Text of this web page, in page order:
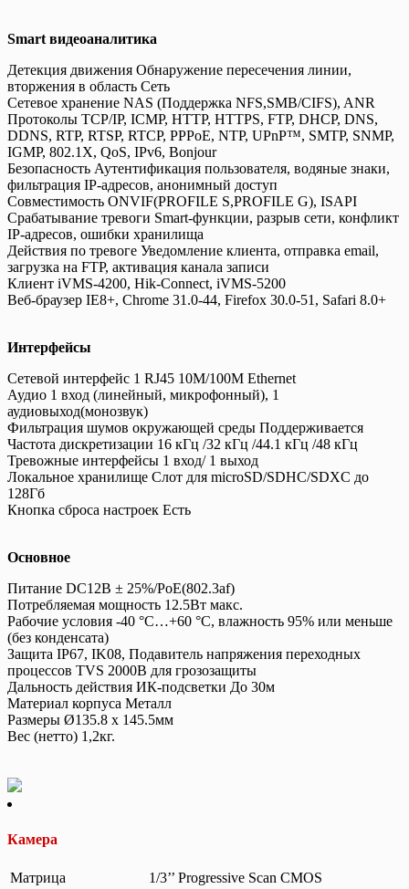
Smart видеоаналитика
Детекция движения Обнаружение пересечения линии,
вторжения в область Сеть
Сетевое хранение NAS (Поддержка NFS,SMB/CIFS), ANR
Протоколы TCP/IP, ICMP, HTTP, HTTPS, FTP, DHCP, DNS,
DDNS, RTP, RTSP, RTCP, PPPoE, NTP, UPnP™, SMTP, SNMP,
IGMP, 802.1X, QoS, IPv6, Bonjour
Безопасность Аутентификация пользователя, водяные знаки,
фильтрация IP-адресов, анонимный доступ
Совместимость ONVIF(PROFILE S,PROFILE G), ISAPI
Срабатывание тревоги Smart-функции, разрыв сети, конфликт
IP-адресов, ошибки хранилища
Действия по тревоге Уведомление клиента, отправка email,
загрузка на FTP, активация канала записи
Клиент iVMS-4200, Hik-Connect, iVMS-5200
Веб-браузер IE8+, Chrome 31.0-44, Firefox 30.0-51, Safari 8.0+
Интерфейсы
Сетевой интерфейс 1 RJ45 10M/100M Ethernet
Аудио 1 вход (линейный, микрофонный), 1
аудиовыход(монозвук)
Фильтрация шумов окружающей среды Поддерживается
Частота дискретизации 16 кГц /32 кГц /44.1 кГц /48 кГц
Тревожные интерфейсы 1 вход/ 1 выход
Локальное хранилище Слот для microSD/SDHC/SDXC до
128Гб
Кнопка сброса настроек Есть
Основное
Питание DC12В ± 25%/PoE(802.3af)
Потребляемая мощность 12.5Вт макс.
Рабочие условия -40 °C…+60 °C, влажность 95% или меньше
(без конденсата)
Защита IP67, IK08, Подавитель напряжения переходных
процессов TVS 2000В для грозозащиты
Дальность действия ИК-подсветки До 30м
Материал корпуса Металл
Размеры Ø135.8 x 145.5мм
Вес (нетто) 1,2кг.
Камера
Матрица
1/3’’ Progressive Scan CMOS